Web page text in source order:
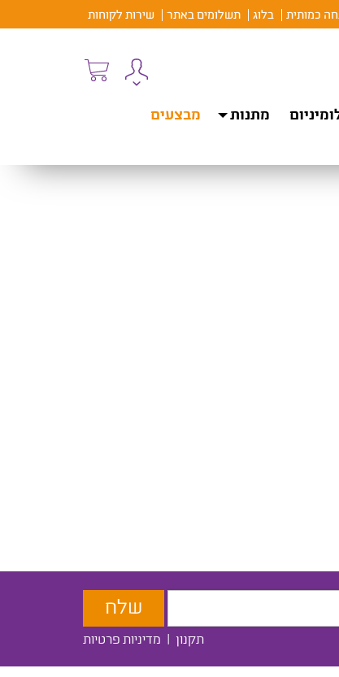
כמותית בלוג תשלומים באתר שירות לקוחות
מתנות
מבצעים
תקנון | מדיניות פרטיות